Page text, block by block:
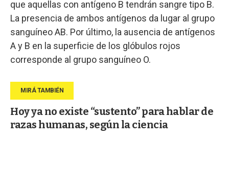
que aquellas con antígeno B tendrán sangre tipo B.
La presencia de ambos antígenos da lugar al grupo
sanguíneo AB. Por último, la ausencia de antígenos
A y B en la superficie de los glóbulos rojos
corresponde al grupo sanguíneo O.
Hoy ya no existe “sustento” para hablar de
razas humanas, según la ciencia